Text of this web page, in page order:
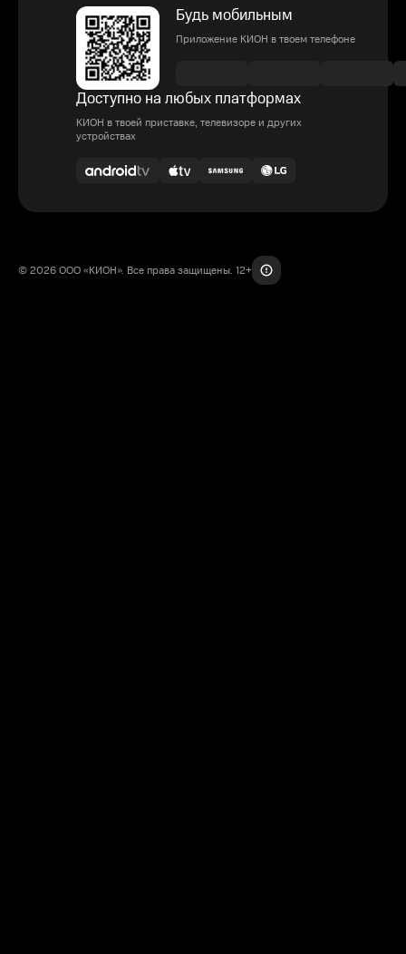
Будь мобильным
Приложение КИОН в твоем телефоне
Доступно на любых платформах
КИОН в твоей приставке, телевизоре и других
устройствах
© 2026 ООО «КИОН». Все права защищены. 12+